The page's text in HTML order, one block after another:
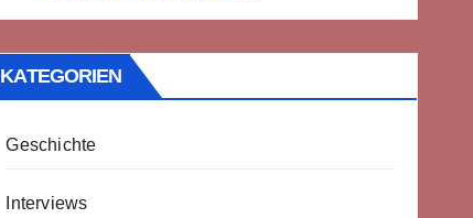
KATEGORIEN
Geschichte
Interviews